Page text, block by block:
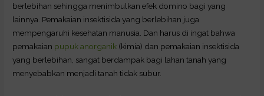
berlebihan sehingga menimbulkan efek domino bagi yang
lainnya. Pemakaian insektisida yang berlebihan juga
mempengaruhi kesehatan manusia. Dan harus di ingat bahwa
pemakaian pupuk anorganik (kimia) dan pemakaian insektisida
yang berlebihan, sangat berdampak bagi lahan tanah yang
menyebabkan menjadi tanah tidak subur.